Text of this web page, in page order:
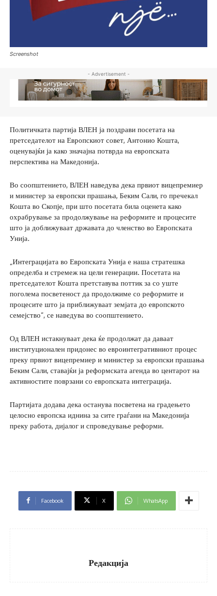
Screenshot
- Advertisement -
Политичката партија ВЛЕН ја поздрави посетата на
претседателот на Европскиот совет, Антонио Кошта,
оценувајќи ја како значајна потврда на европската
перспектива на Македонија.
Во соопштението, ВЛЕН наведува дека првиот вицепремиер
и министер за европски прашања, Беким Сали, го пречекал
Кошта во Скопје, при што посетата била оценета како
охрабрување за продолжување на реформите и процесите
што ја доближуваат државата до членство во Европската
Унија.
„Интеграцијата во Европската Унија е наша стратешка
определба и стремеж на цели генерации. Посетата на
претседателот Кошта претставува поттик за со уште
поголема посветеност да продолжиме со реформите и
процесите што ја приближуваат земјата до европското
семејство“, се наведува во соопштението.
Од ВЛЕН истакнуваат дека ќе продолжат да даваат
институционален придонес во евроинтегративниот процес
преку првиот вицепремиер и министер за европски прашања
Беким Сали, ставајќи ја реформската агенда во центарот на
активностите поврзани со европската интеграција.
Партијата додава дека останува посветена на градењето
целосно европска иднина за сите граѓани на Македонија
преку работа, дијалог и спроведување реформи.
Facebook X WhatsApp
Редакција